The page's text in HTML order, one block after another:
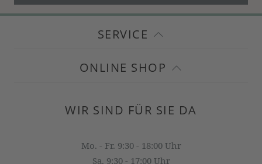
SERVICE
ONLINE SHOP
WIR SIND FÜR SIE DA
Mo. - Fr. 9:30 - 18:00 Uhr
Sa. 9:30 - 17:00 Uhr